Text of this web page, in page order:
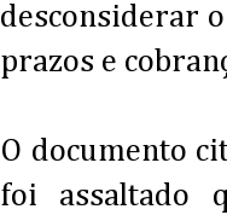
desconsiderar
prazos e
O documento
foi assaltado